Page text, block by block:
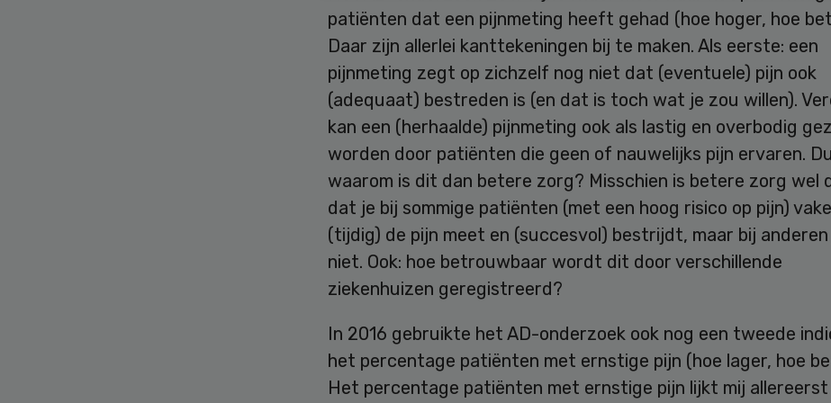
patiënten dat een pijnmeting heeft gehad (hoe hoger, hoe
Daar zijn allerlei kanttekeningen bij te maken. Als eerste: een
pijnmeting zegt op zichzelf nog niet dat (eventuele) pijn ook
(adequaat) bestreden is (en dat is toch wat je zou willen).
kan een (herhaalde) pijnmeting ook als lastig en overbodig
worden door patiënten die geen of nauwelijks pijn ervaren.
waarom is dit dan betere zorg? Misschien is betere zorg wel
dat je bij sommige patiënten (met een hoog risico op pijn)
(tijdig) de pijn meet en (succesvol) bestrijdt, maar bij
niet. Ook: hoe betrouwbaar wordt dit door verschillende
ziekenhuizen geregistreerd?
In 2016 gebruikte het AD-onderzoek ook nog een tweede
het percentage patiënten met ernstige pijn (hoe lager, hoe
Het percentage patiënten met ernstige pijn lijkt mij